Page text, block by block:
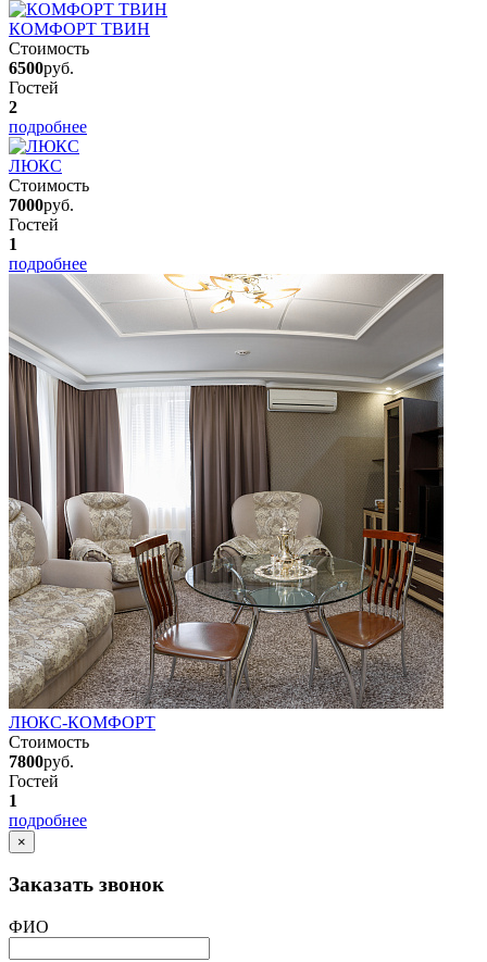
КОМФОРТ ТВИН
Стоимость
6500руб.
Гостей
2
подробнее
ЛЮКС
Стоимость
7000руб.
Гостей
1
подробнее
ЛЮКС-КОМФОРТ
Стоимость
7800руб.
Гостей
1
подробнее
×
Заказать звонок
ФИО